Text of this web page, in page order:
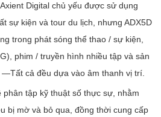
Digital chủ yếu được sử dụng
sự kiện và tour du lịch, nhưng ADX5D
trong phát sóng thể thao / sự kiện,
phim / truyền hình nhiều tập và sản
cả đều dựa vào âm thanh vị trí.
phân tập kỹ thuật số thực sự, nhằm
bị mờ và bỏ qua, đồng thời cung cấp